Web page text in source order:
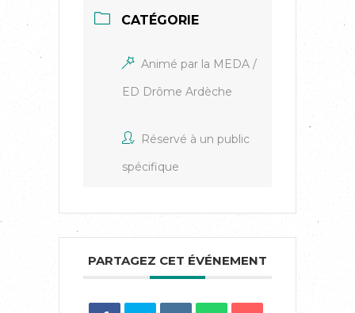
CATÉGORIE
Animé par la MEDA /
ED Drôme Ardèche
Réservé à un public
spécifique
PARTAGEZ CET ÉVÉNEMENT